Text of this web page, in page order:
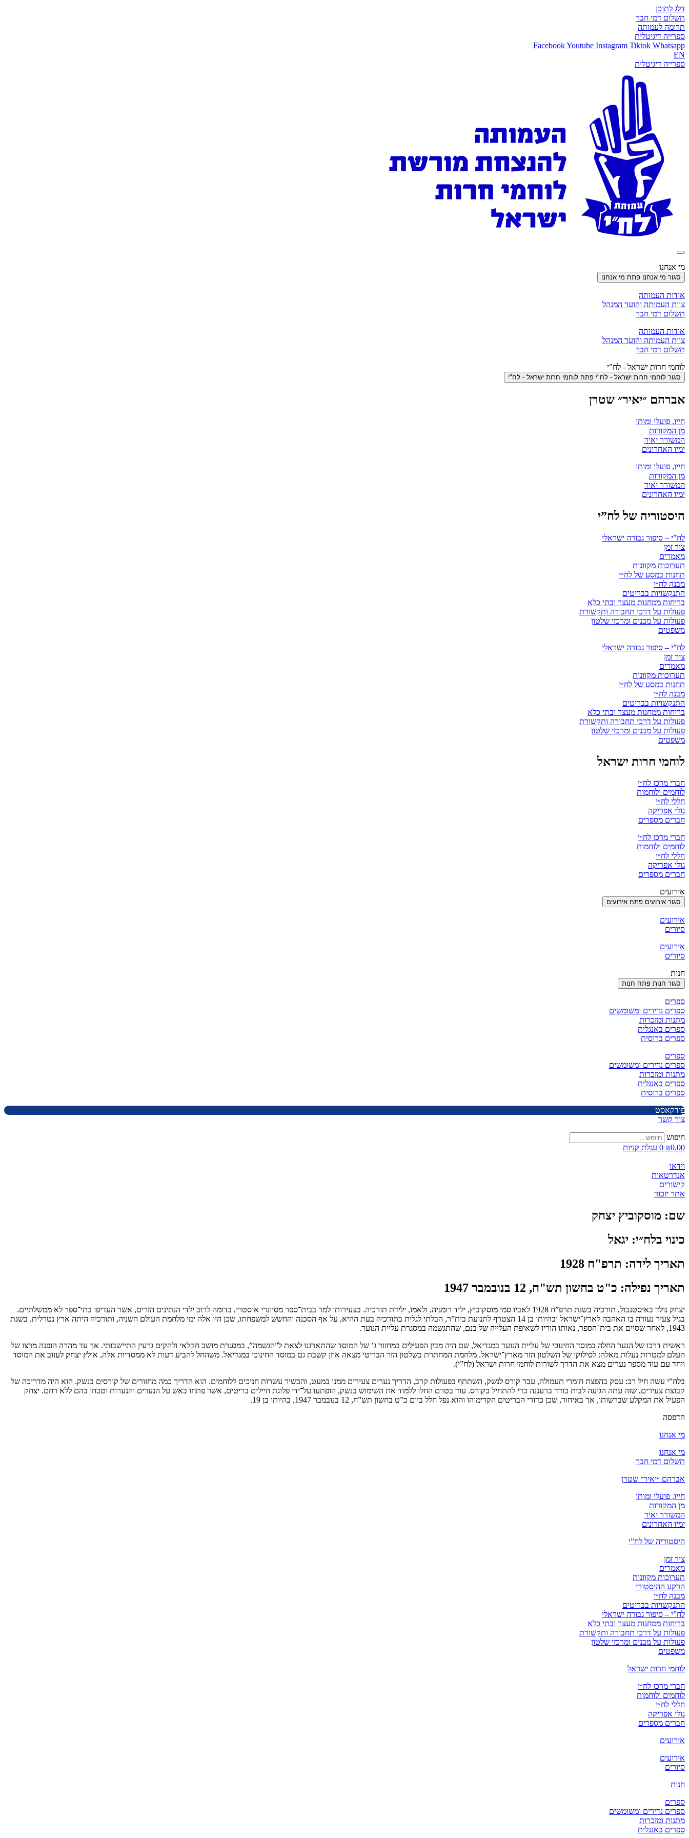
דלג לתוכן
תשלום דמי חבר
תרומה לעמותה
ספרייה דיגיטלית
FacebookYoutube Instagram Tiktok Whatsapp
EN
ספרייה דיגיטלית
מי אנחנו
סגור מי אנחנו פתח מי אנחנו
אודות העמותה
צוות העמותה והועד המנהל
תשלום דמי חבר
אודות העמותה
צוות העמותה והועד המנהל
תשלום דמי חבר
לוחמי חרות ישראל - לח"י
סגור לוחמי חרות ישראל - לח"י פתח לוחמי חרות ישראל - לח"י
אברהם ״יאיר״ שטרן
חייו, פועלו ומותו
מן המקורות
המשורר יאיר
ימיו האחרונים
חייו, פועלו ומותו
מן המקורות
המשורר יאיר
ימיו האחרונים
היסטוריה של לח”י
לח”י – סיפור גבורה ישראלי
ציר זמן
מאמרים
תערוכות מקוונות
תחנות במסע של לח״י
מבנה לח״י
התנקשויות בבריטים
בריחות ממחנות מעצר ובתי כלא
פעולות על דרכי תחבורה ותקשורת
פעולות על מבנים ומרכזי שלטון
משפטים
לח”י – סיפור גבורה ישראלי
ציר זמן
מאמרים
תערוכות מקוונות
תחנות במסע של לח״י
מבנה לח״י
התנקשויות בבריטים
בריחות ממחנות מעצר ובתי כלא
פעולות על דרכי תחבורה ותקשורת
פעולות על מבנים ומרכזי שלטון
משפטים
לוחמי חרות ישראל
חברי מרכז לח״י
לוחמים ולוחמות
חללי לח״י
גולי אפריקה
חברים מספרים
חברי מרכז לח״י
לוחמים ולוחמות
חללי לח״י
גולי אפריקה
חברים מספרים
אירועים
סגור אירועים פתח אירועים
אירועים
סיורים
אירועים
סיורים
חנות
סגור חנות פתח חנות
ספרים
ספרים נדירים ומשומשים
מתנות ומזכרות
ספרים באנגלית
ספרים ברוסית
ספרים
ספרים נדירים ומשומשים
מתנות ומזכרות
ספרים באנגלית
ספרים ברוסית
פודקאסט
צור קשר
חיפוש
₪0.00
0 עגלת קניות
וידאו
אנדרטאות
קישורים
אתר יזכור
שם: מוסקוביץ יצחק
כינוי בלח״י: יגאל
תאריך לידה: תרפ"ח 1928
תאריך נפילה: כ"ט בחשון תש"ח, 12 בנובמבר 1947
יצחק נולד באיסטנבול, תורכיה בשנת תרפ”ח 1928 לאביו סמי מוסקוביץ, יליד רומניה, ולאִמוֹ, ילידת תורכיה. בצעירותו למד בבית־ספר מסיונרי אוסטרי, בדומה לרוב ילדי הנתינים הזרים, אשר העדיפו בתי־ספר לא ממשלתיים.
בגיל צעיר נעורה בו האהבה לארץ־ישראל ובהיותו בן 14 הצטרף לתנועת בית”ר, הבלתי לגלית בתורכיה בעת ההיא, על אף הסכנה והחשש למשפחתו, שכן היו אלה ימי מלחמת העולם השניה, ותורכיה היתה ארץ נטרלית. בשנת
1943, לאחר שסיים את בית־הספר, נאותו הוריו לשאיפת העלייה של בנם, שהתגשמה במסגרת עליית הנוער.
ראשית דרכו של הנער החלה במוסד החינוכי של עליית הנוער במגדיאל, שם היה מבין הפעילים במחזור ג’ של המוסד שהתארגנו לצאת ל”הגשמה”, במסגרת מושב חקלאי ולהקים גרעין התיישבותי. אך עד מהרה הופנה מרצו של
העלם למטרות נעלות מאלה: לסילוקו של השלטון הזר מארץ־ישראל. מלחמת המחתרת בשלטון הזר הבריטי מצאה אוזן קשבת גם במוסד החינוכי במגדיאל. משהחל להביע דעות לא ממסדיות אלה, אולץ יצחק לעזוב את המוסד
ויחד עם עוד מספר נערים מצא את הדרך לשורות לוחמי חרות ישראל (לח”י).
בלח”י עשה חיל רב: עסק בהפצת חומרי תעמולה, עבר קורס לנשק, השתתף בפעולות קרב, הדריך נערים צעירים ממנו במעט, והכשיר עשרות חניכים ללוחמים. הוא הדריך כמה מחזורים של קורסים בנשק. הוא היה מדריכה של
קבוצת צעירים, שזה עתה הגיעה לבית בודד ברעננה כדי להתחיל בקורס. עוד בטרם החלו ללמוד את השימוש בנשק, הופתעו על־ידי פלוגת חיילים בריטים, אשר פתחו באש על הנערים והנערות וטבחו בהם ללא רחם. יצחק
הפעיל את המקלע שברשותו, אך באיחור, שכן כדורי הבריטים הקדימוהו והוא נפל חלל ביום כ”ט בחשון תש”ח, 12 בנובמבר 1947, בהיותו בן 19.
הדפסה
מי אנחנו
מי אנחנו
תשלום דמי חבר
אברהם ״יאיר״ שטרן
חייו, פועלו ומותו
מן המקורות
המשורר יאיר
ימיו האחרונים
היסטוריה של לח”י
ציר זמן
מאמרים
תערוכות מקוונות
הרקע ההיסטורי
מבנה לח״י
התנקשויות בבריטים
לח”י – סיפור גבורה ישראלי
בריחות ממחנות מעצר ובתי כלא
פעולות על דרכי תחבורה ותקשורת
פעולות על מבנים ומרכזי שלטון
משפטים
לוחמי חרות ישראל
חברי מרכז לח״י
לוחמים ולוחמות
חללי לח״י
גולי אפריקה
חברים מספרים
אירועים
אירועים
סיורים
חנות
ספרים
ספרים נדירים ומשומשים
מתנות ומזכרות
ספרים באנגלית